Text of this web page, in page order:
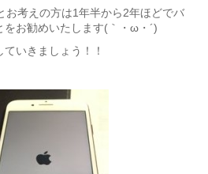
お考えの方は1年半から2年ほどでバ
お勧めいたします(｀・ω・´)ゞ
いきましょう！！